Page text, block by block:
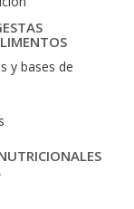
y bases de